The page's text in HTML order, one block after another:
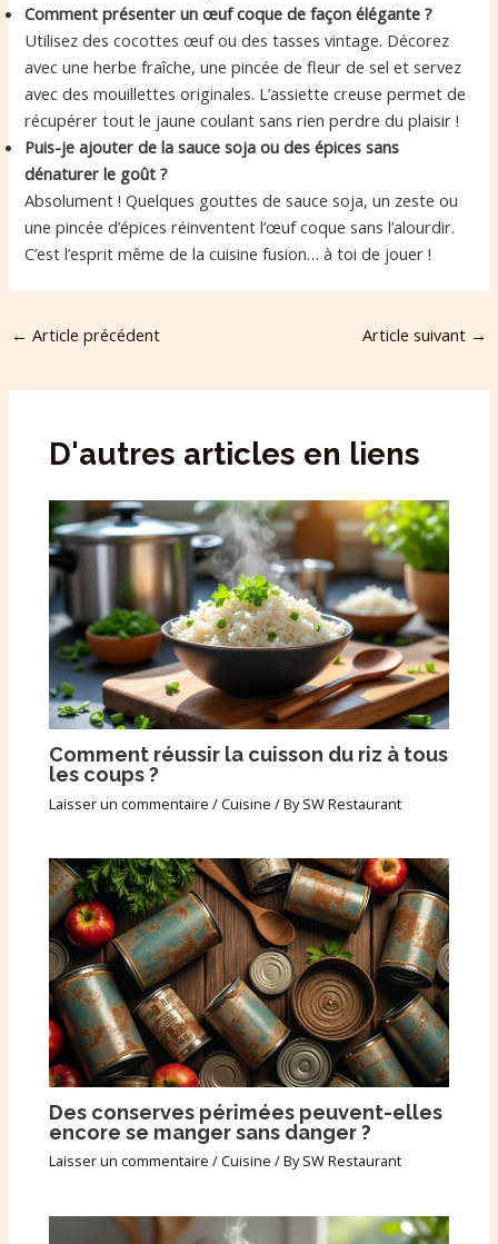
Comment présenter un œuf coque de façon élégante ?
Utilisez des cocottes œuf ou des tasses vintage. Décorez
avec une herbe fraîche, une pincée de fleur de sel et servez
avec des mouillettes originales. L’assiette creuse permet de
récupérer tout le jaune coulant sans rien perdre du plaisir !
Puis-je ajouter de la sauce soja ou des épices sans
dénaturer le goût ?
Absolument ! Quelques gouttes de sauce soja, un zeste ou
une pincée d’épices réinventent l’œuf coque sans l’alourdir.
C’est l’esprit même de la cuisine fusion… à toi de jouer !
← Article précédent Article suivant →
D'autres articles en liens
Comment réussir la cuisson du riz à tous
les coups ?
Laisser un commentaire /Cuisine / BySW Restaurant
Des conserves périmées peuvent-elles
encore se manger sans danger ?
Laisser un commentaire /Cuisine / BySW Restaurant